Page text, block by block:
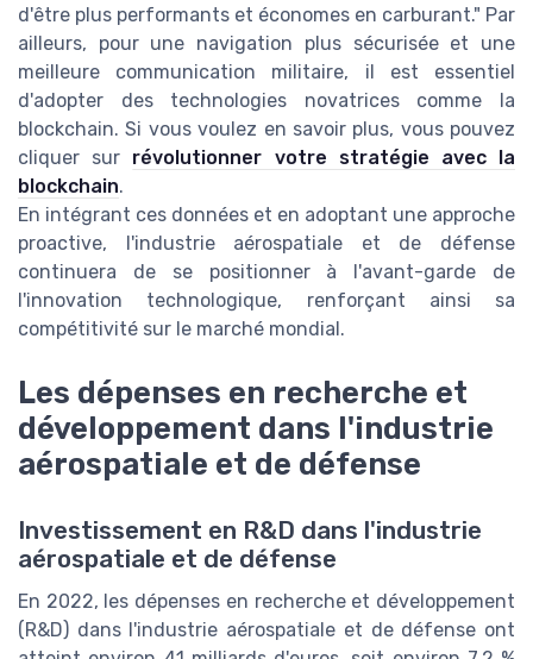
d'être plus performants et économes en carburant." Par
ailleurs, pour une navigation plus sécurisée et une
meilleure communication militaire, il est essentiel
d'adopter des technologies novatrices comme la
blockchain. Si vous voulez en savoir plus, vous pouvez
cliquer sur révolutionner votre stratégie avec la
blockchain.
En intégrant ces données et en adoptant une approche
proactive, l'industrie aérospatiale et de défense
continuera de se positionner à l'avant-garde de
l'innovation technologique, renforçant ainsi sa
compétitivité sur le marché mondial.
Les dépenses en recherche et
développement dans l'industrie
aérospatiale et de défense
Investissement en R&D dans l'industrie
aérospatiale et de défense
En 2022, les dépenses en recherche et développement
(R&D) dans l'industrie aérospatiale et de défense ont